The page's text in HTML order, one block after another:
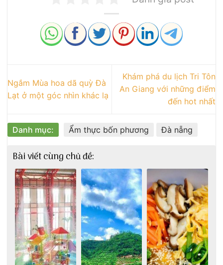
Ngắm Mùa hoa dã quỳ Đà
Lạt ở một góc nhìn khác lạ
Khám phá du lịch Tri Tôn
An Giang với những điểm
đến hot nhất
Danh mục: Ẩm thực bốn phương Đà nẵng
Bài viết cùng chủ đề: